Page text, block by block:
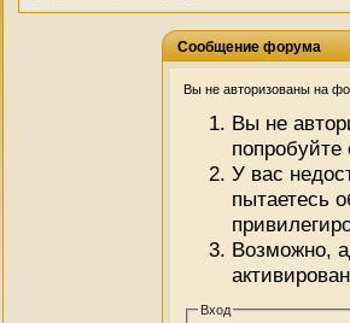
Сообщение форума
Вы не авторизованы на
Вы не
У вас
пытаетесь
Возможно,
Вход